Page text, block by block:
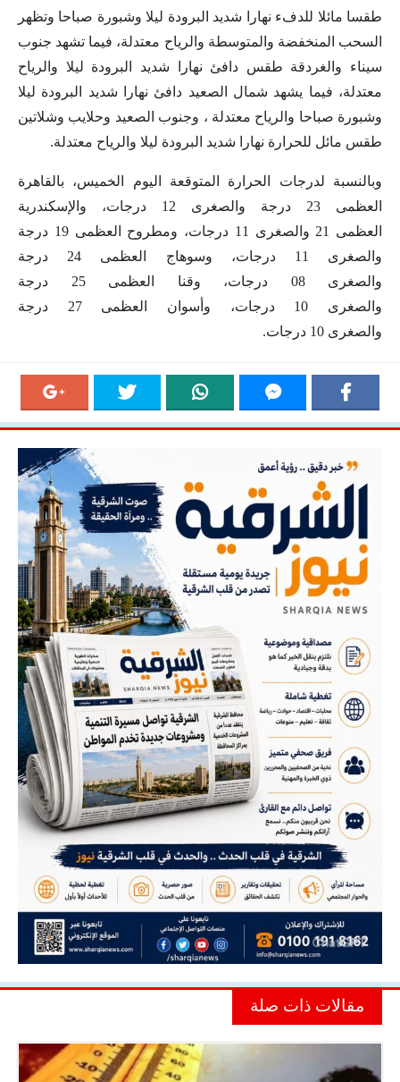
طقسا مائلا للدفء نهارا شديد البرودة ليلا وشبورة صباحا وتظهر
السحب المنخفضة والمتوسطة والرياح معتدلة، فيما تشهد جنوب
سيناء والغردقة طقس دافئ نهارا شديد البرودة ليلا والرياح
معتدلة، فيما يشهد شمال الصعيد دافئ نهارا شديد البرودة ليلا
وشبورة صباحا والرياح معتدلة ، وجنوب الصعيد وحلايب وشلاتين
طقس مائل للحرارة نهارا شديد البرودة ليلا والرياح معتدلة.
وبالنسبة لدرجات الحرارة المتوقعة اليوم الخميس، بالقاهرة
العظمى 23 درجة والصغرى 12 درجات، والإسكندرية
العظمى 21 والصغرى 11 درجات، ومطروح العظمى 19 درجة
والصغرى 11 درجات، وسوهاج العظمى 24 درجة
والصغرى 08 درجات، وقنا العظمى 25 درجة
والصغرى 10 درجات، وأسوان العظمى 27 درجة
والصغرى 10 درجات.
مقالات ذات صلة